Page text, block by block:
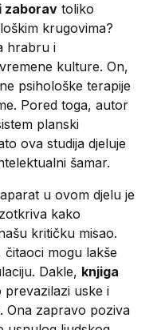
zaborav toliko
krugovima?
hrabru i
kulture. On,
psihološke terapije
Pored toga, autor
planski
ova studija djeluje
šamar.
u ovom djelu je
kako
kritičku misao.
čitaoci mogu lakše
Dakle, knjiga
prevazilazi uske i
Ona zapravo poziva